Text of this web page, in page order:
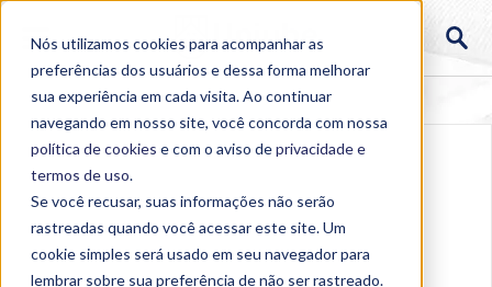
Nós utilizamos cookies para acompanhar as
preferências dos usuários e dessa forma melhorar
sua experiência em cada visita. Ao continuar
navegando em nosso site, você concorda com nossa
política de cookies e com o aviso deprivacidade e
termos de uso.
Se você recusar, suas informações não serão
rastreadas quando você acessar este site. Um
cookie simples será usado em seu navegador para
lembrar sobre sua preferência de não ser rastreado.